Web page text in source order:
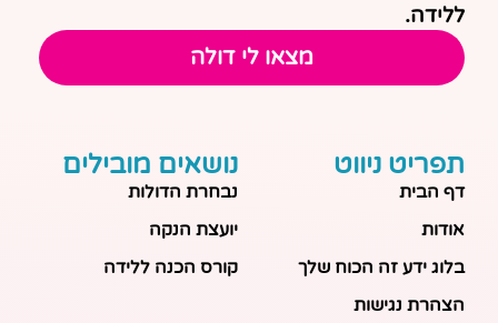
ללידה.
מצאו לי דולה
תפריט ניווט
דף הבית
אודות
בלוג ידע זה הכוח שלך
הצהרת נגישות
נושאים מובילים
נבחרת הדולות
יועצת הנקה
קורס הכנה ללידה